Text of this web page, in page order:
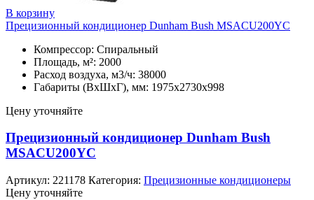
В корзину
Прецизионный кондиционер Dunham Bush MSACU200YC
Компрессор: Спиральный
Площадь, м²: 2000
Расход воздуха, м3/ч: 38000
Габариты (ВхШхГ), мм: 1975х2730х998
Цену уточняйте
Прецизионный кондиционер Dunham Bush
MSACU200YC
Артикул: 221178 Категория: Прецизионные кондиционеры
Цену уточняйте